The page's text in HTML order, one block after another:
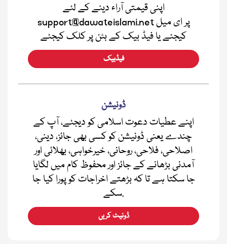
اپنی قیمتی آراء دینے کے لئے
support@dawateislami.net پر ای میل
کیجئے یا فیڈ بیک کے بٹن پر کلک کیجئے
فیڈبیک
ڈونیشن
اپنے عطیات دعوت اسلامی کو دیجئے، آپ کے
چندے یعنی ڈونیشن کو کسی بھی جائز، دینی،
اصلاحی، فلاحی، روحانی، خیرخواہی، بھلائی اور
آمدنی بڑھانے کے جائز اور محفوظ کام میں لگایا
جا سکتا ہے تا کہ بڑھتے اخراجات کو پورا کیا جا
سکے.
ڈونیٹ کریں